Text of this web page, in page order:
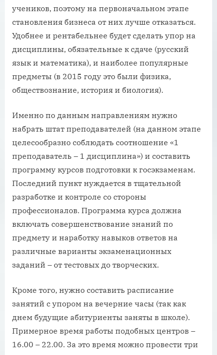
учеников, поэтому на первоначальном этапе
становления бизнеса от них лучше отказаться.
Удобнее и рентабельнее будет сделать упор на
дисциплины, обязательные к сдаче (русский
язык и математика), и наиболее популярные
предметы (в 2015 году это были физика,
обществознание, история и биология).
Именно по данным направлениям нужно
набрать штат преподавателей (на данном этапе
целесообразно соблюдать соотношение «1
преподаватель – 1 дисциплина») и составить
программу курсов подготовки к госэкзаменам.
Последний пункт нуждается в тщательной
разработке и контроле со стороны
профессионалов. Программа курса должна
включать совершенствование знаний по
предмету и наработку навыков ответов на
различные варианты экзаменационных
заданий – от тестовых до творческих.
Кроме того, нужно составить расписание
занятий с упором на вечерние часы (так как
днем будущие абитуриенты заняты в школе).
Примерное время работы подобных центров –
16.00 – 22.00. За это время можно провести три